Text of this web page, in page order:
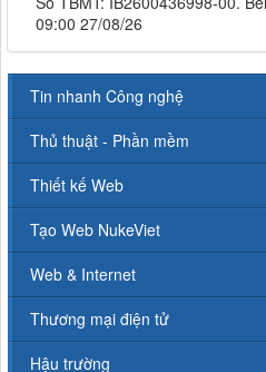
09:00 27/08/26
Tin nhanh Công nghệ
Thủ thuật - Phần mềm
Thiết kế Web
Tạo Web NukeViet
Web & Internet
Thương mại điện tử
Hậu trường